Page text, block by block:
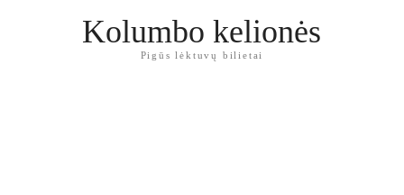
Kolumbo kelionės
Pigūs lėktuvų bilietai